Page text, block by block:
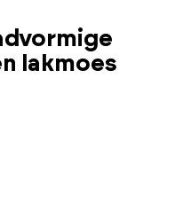
lakmoes